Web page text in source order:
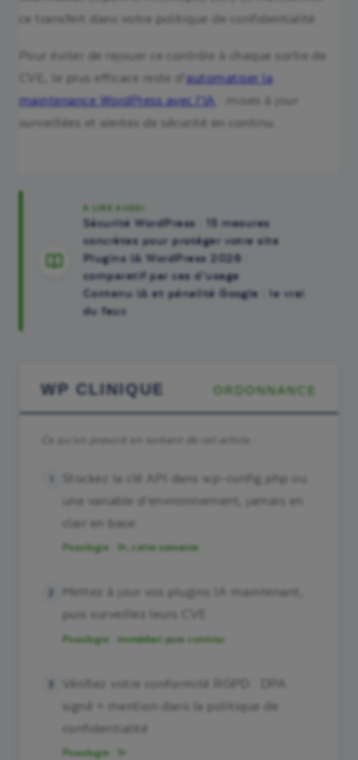
ce transfert dans votre politique de confidentialité.
Pour éviter de rejouer ce contrôle à chaque sortie de
CVE, le plus efficace reste d’ automatiser la
maintenance WordPress avec l’IA : mises à jour
surveillées et alertes de sécurité en continu.
À LIRE AUSSI
Sécurité WordPress : 15 mesures
concrètes pour protéger votre site
Plugins IA WordPress 2026 :
comparatif par cas d’usage
Contenu IA et pénalité Google : le vrai
du faux
WP CLINIQUE ORDONNANCE
Ce qu’on prescrit en sortant de cet article :
Stockez la clé API dans wp-config.php ou
une variable d’environnement, jamais en
clair en base
Posologie : 1×, cette semaine
Mettez à jour vos plugins IA maintenant,
puis surveillez leurs CVE
Posologie : immédiat puis continu
Vérifiez votre conformité RGPD : DPA
signé + mention dans la politique de
confidentialité
Posologie : 1×